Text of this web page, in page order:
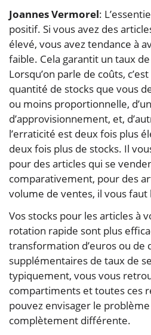
Joannes Vermorel:
positif. Si vous avez des
élevé, vous avez tendance à
faible. Cela garantit un taux
Lorsqu’on parle de coûts,
quantité de stocks que vous
ou moins proportionnelle,
d’approvisionnement, et,
l’erraticité est deux fois plus
deux fois plus de stocks. Il
pour des articles qui se
comparativement, pour des
volume de ventes, il vous faut
Vos stocks pour les articles à
rotation rapide sont plus
transformation d’euros ou de
supplémentaires de taux de
typiquement, vous vous
compartiments et toutes ces
pouvez envisager le
complètement différente.